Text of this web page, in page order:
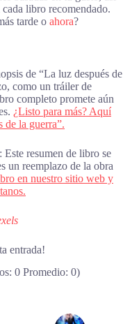
libro recomendado.
tarde o ahora?
de “La luz después de
como un tráiler de
completo promete aún
¿Listo para más? Aquí
de la guerra”.
resumen de libro se
un reemplazo de la obra
en nuestro sitio web y
entrada!
0Promedio: 0)